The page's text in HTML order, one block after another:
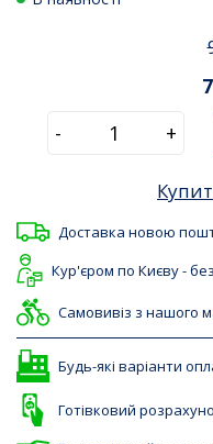
-
+
Доставка новою
Кур'єром по Києву -
Самовивіз з нашого
Будь-які варіанти
Готівковий